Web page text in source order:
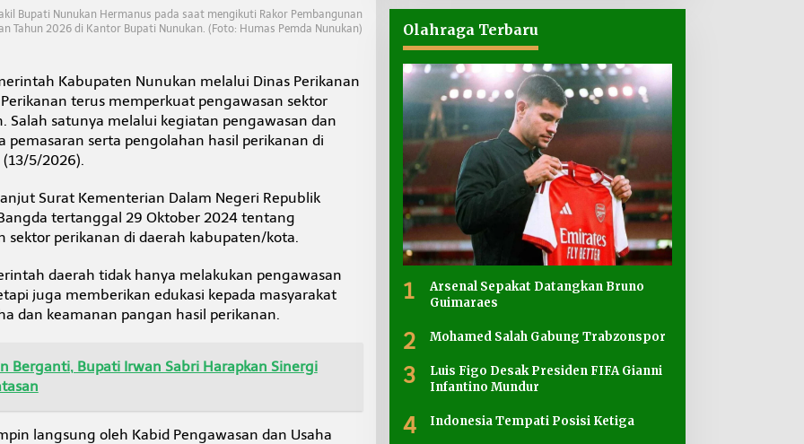
Bupati Nunukan Hermanus pada saat mengikuti Rakor Pembangunan
Tahun 2026 di Kantor Bupati Nunukan. (Foto: Humas Pemda Nunukan)
Kabupaten Nunukan melalui Dinas Perikanan
terus memperkuat pengawasan sektor
Salah satunya melalui kegiatan pengawasan dan
pemasaran serta pengolahan hasil perikanan di
5/2026).
Surat Kementerian Dalam Negeri Republik
tertanggal 29 Oktober 2024 tentang
sektor perikanan di daerah kabupaten/kota.
daerah tidak hanya melakukan pengawasan
juga memberikan edukasi kepada masyarakat
dan keamanan pangan hasil perikanan.
Berganti, Bupati Irwan Sabri Harapkan Sinergi
langsung oleh Kabid Pengawasan dan Usaha
Olahraga Terbaru
1
Arsenal Sepakat Datangkan Bruno
Guimaraes
2 Mohamed Salah Gabung Trabzonspor
3
Luis Figo Desak Presiden FIFA Gianni
Infantino Mundur
4 Indonesia Tempati Posisi Ketiga